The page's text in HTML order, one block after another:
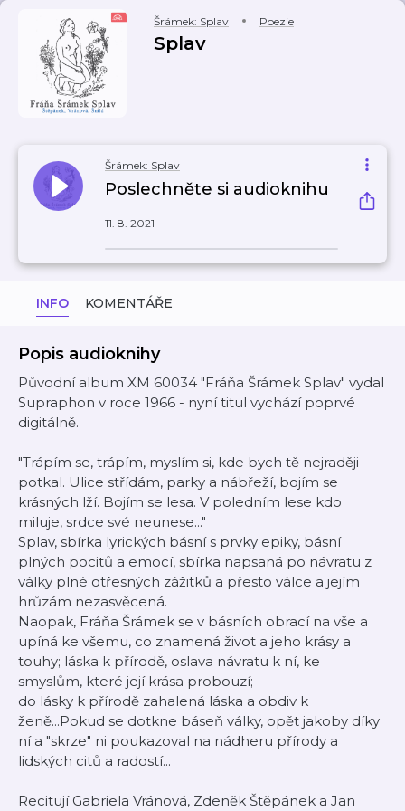
Šrámek: Splav Poezie
Splav
Šrámek: Splav
Poslechněte si audioknihu
11. 8. 2021
INFO KOMENTÁŘE
Popis audioknihy
Původní album XM 60034 "Fráňa Šrámek Splav" vydal
Supraphon v roce 1966 - nyní titul vychází poprvé
digitálně.
"Trápím se, trápím, myslím si, kde bych tě nejraději
potkal. Ulice střídám, parky a nábřeží, bojím se
krásných lží. Bojím se lesa. V poledním lese kdo
miluje, srdce své neunese..."
Splav, sbírka lyrických básní s prvky epiky, básní
plných pocitů a emocí, sbírka napsaná po návratu z
války plné otřesných zážitků a přesto válce a jejím
hrůzám nezasvěcená.
Naopak, Fráňa Šrámek se v básních obrací na vše a
upíná ke všemu, co znamená život a jeho krásy a
touhy; láska k přírodě, oslava návratu k ní, ke
smyslům, které její krása probouzí;
do lásky k přírodě zahalená láska a obdiv k
ženě...Pokud se dotkne báseň války, opět jakoby díky
ní a "skrze" ni poukazoval na nádheru přírody a
lidských citů a radostí...
Recitují Gabriela Vránová, Zdeněk Štěpánek a Jan